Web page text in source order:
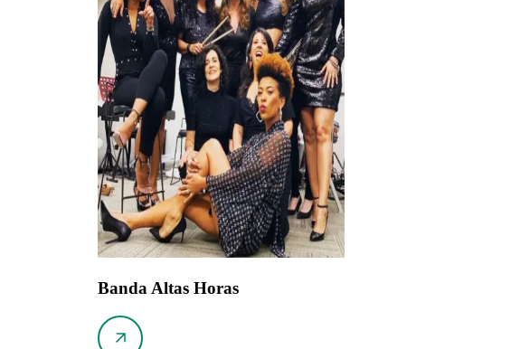
Banda Altas Horas